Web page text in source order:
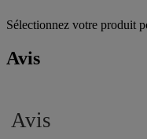
Sélectionnez votre produit
Avis